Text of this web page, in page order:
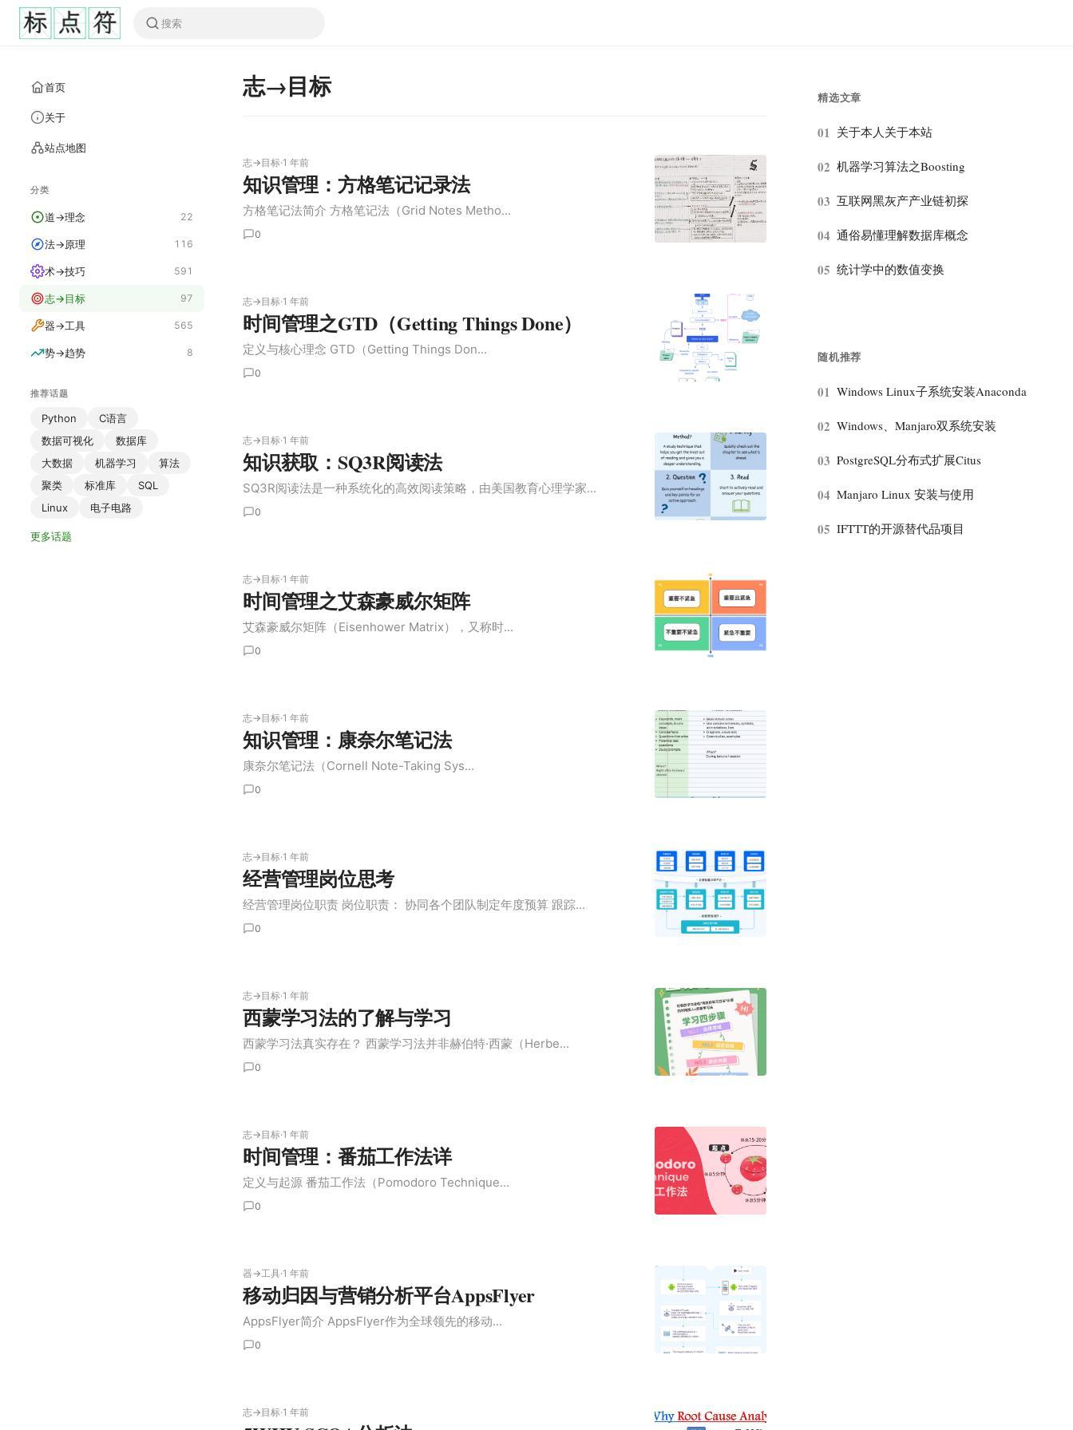
首页
关于
站点地图
分类
道→理念 22
法→原理 116
术→技巧 591
志→目标 97
器→工具 565
势→趋势 8
推荐话题
Python
C语言
数据可视化
数据库
大数据
机器学习
算法
聚类
标准库
SQL
Linux
电子电路
更多话题
志→目标
志→目标·1 年前
知识管理：方格笔记记录法
方格笔记法简介 方格笔记法（Grid Notes Metho...
0
志→目标·1 年前
时间管理之GTD（Getting Things Done）
定义与核心理念 GTD（Getting Things Don...
0
志→目标·1 年前
知识获取：SQ3R阅读法
SQ3R阅读法是一种系统化的高效阅读策略，由美国教育心理学家...
0
志→目标·1 年前
时间管理之艾森豪威尔矩阵
艾森豪威尔矩阵（Eisenhower Matrix），又称时...
0
志→目标·1 年前
知识管理：康奈尔笔记法
康奈尔笔记法（Cornell Note-Taking Sys...
0
志→目标·1 年前
经营管理岗位思考
经营管理岗位职责 岗位职责： 协同各个团队制定年度预算 跟踪...
0
志→目标·1 年前
西蒙学习法的了解与学习
西蒙学习法真实存在？ 西蒙学习法并非赫伯特·西蒙（Herbe...
0
志→目标·1 年前
时间管理：番茄工作法详
定义与起源 番茄工作法（Pomodoro Technique...
0
器→工具·1 年前
移动归因与营销分析平台AppsFlyer
AppsFlyer简介 AppsFlyer作为全球领先的移动...
0
志→目标·1 年前
精选文章
01 关于本人关于本站
02 机器学习算法之Boosting
03 互联网黑灰产产业链初探
04 通俗易懂理解数据库概念
05 统计学中的数值变换
随机推荐
01 Windows Linux子系统安装Anaconda
02 Windows、Manjaro双系统安装
03 PostgreSQL分布式扩展Citus
04 Manjaro Linux 安装与使用
05 IFTTT的开源替代品项目